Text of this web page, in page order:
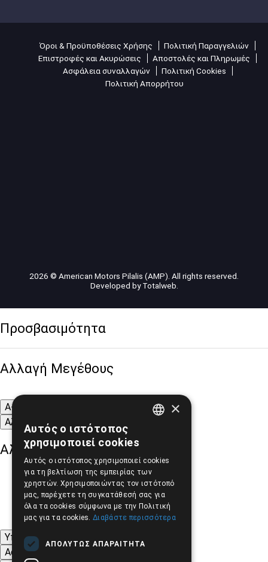
Όροι & Προϋποθέσεις Χρήσης
Πολιτική Παραγγελιών
Επιστροφές και Ακυρώσεις
Αποστολές και Πληρωμές
Ασφάλεια συναλλαγών
Πολιτική Cookies
Πολιτική Απορρήτου
2026 © American Motors Pilalis (AMP). All rights reserved.
Developed byTotalweb
Προσβασιμότητα
Αλλαγή Μεγέθους
A-
Αλλαγή Γραμματοσειράς
Αλλαγή Χρώματος
Υπογράμμιση συνδέσμων
Ασπρόμαυρες Εικόνες
×
Αυτός ο ιστότοπος
χρησιμοποιεί cookies
Αυτός ο ιστότοπος χρησιμοποιεί cookies
για τη βελτίωση της εμπειρίας των
χρηστών. Χρησιμοποιώντας τον ιστότοπό
μας, παρέχετε τη συγκατάθεσή σας για
όλα τα cookies σύμφωνα με την Πολιτική
μας για τα cookies. Διαβάστε περισσότερα
ΑΠΟΛΎΤΩΣ ΑΠΑΡΑΊΤΗΤΑ